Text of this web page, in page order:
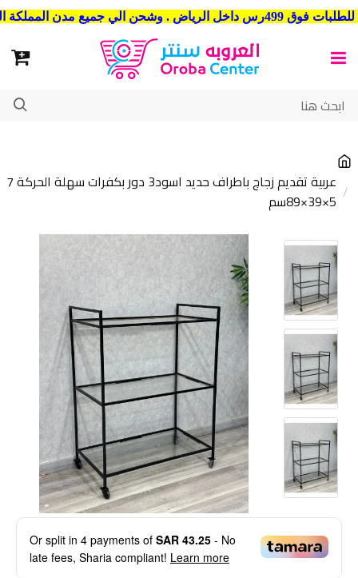
الي جميع مدن المملكة العربية السعودية
عربية تقديم زجاج باطراف حديد اسود3 دور بكفرات سهلة الحركة 7
5×39×89سم
Or split in 4 payments of SAR 43.25 - No
late fees, Sharia compliant! Learn more